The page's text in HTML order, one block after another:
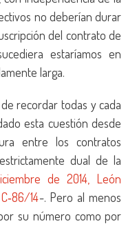
no deberían durar
del contrato de
estaríamos en
larga.
recordar todas y cada
esta cuestión desde
entre los contratos
dual de la
de 2014, León
14-. Pero al menos
su número como por